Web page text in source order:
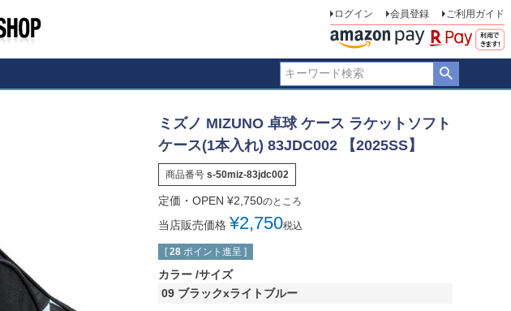
ログイン 会員登録 ご利用ガイド
ミズノ MIZUNO 卓球 ケース ラケットソフト
ケース(1本入れ) 83JDC002 【2025SS】
商品番号 s-50miz-83jdc002
定価・OPEN ¥2,750のところ
当店販売価格 ¥2,750税込
[ 28 ポイント進呈 ]
カラー サイズ
09 ブラックxライトブルー